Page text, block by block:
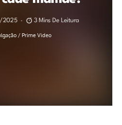
2025 3 Mins De Leitura
/ Prime Video